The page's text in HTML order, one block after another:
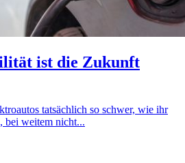
ist die Zukunft
tatsächlich so schwer, wie ihr
bei weitem nicht...